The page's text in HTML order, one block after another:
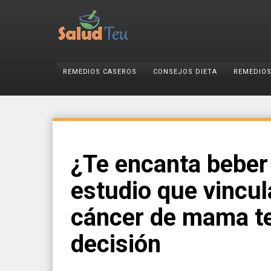
REMEDIOS CASEROS CONSEJOS DIETA
¿Te encanta
estudio que
cáncer de mama
decisión